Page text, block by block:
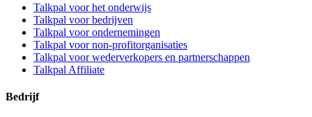
Talkpal voor het onderwijs
Talkpal voor bedrijven
Talkpal voor ondernemingen
Talkpal voor non-profitorganisaties
Talkpal voor wederverkopers en partnerschappen
Talkpal Affiliate
Bedrijf